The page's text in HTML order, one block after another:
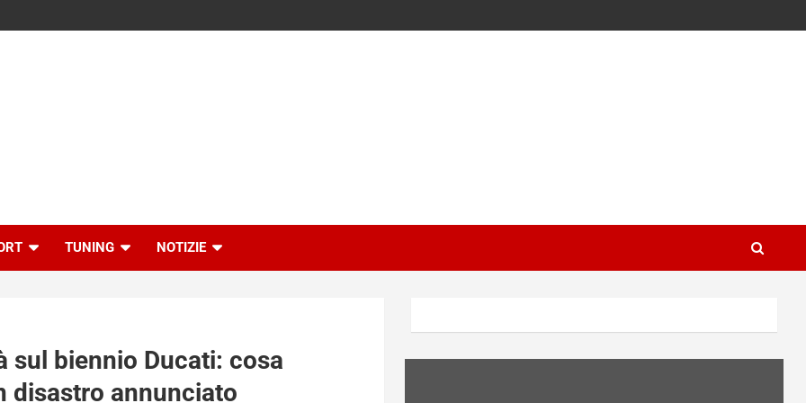
TUNING NOTIZIE
sul biennio Ducati: cosa
disastro annunciato